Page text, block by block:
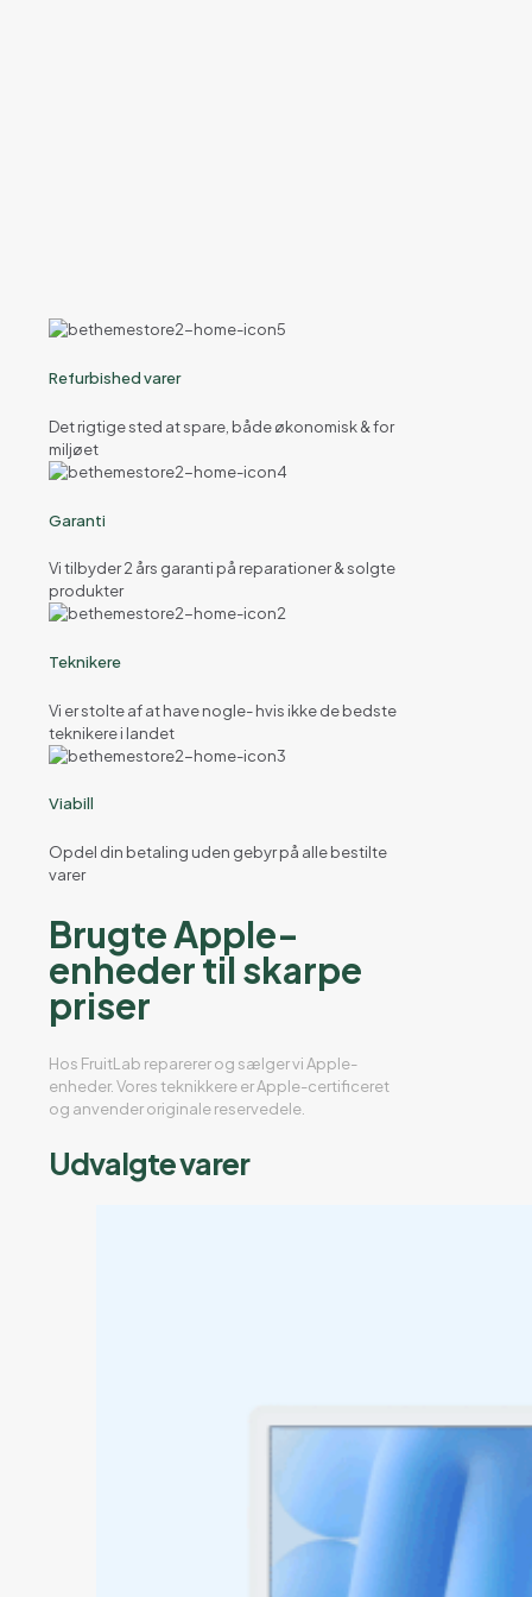
Refurbished varer
Det rigtige sted at spare, både økonomisk & for
miljøet
Garanti
Vi tilbyder 2 års garanti på reparationer & solgte
produkter
Teknikere
Vi er stolte af at have nogle- hvis ikke de bedste
teknikere i landet
Viabill
Opdel din betaling uden gebyr på alle bestilte
varer
Brugte Apple-
enheder til skarpe
priser
Hos FruitLab reparerer og sælger vi Apple-
enheder. Vores teknikkere er Apple-certificeret
og anvender originale reservedele.
Udvalgte varer